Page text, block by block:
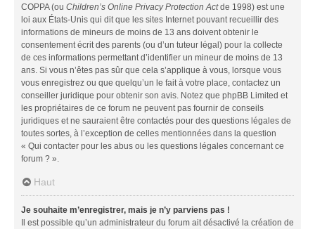
COPPA (ou Children’s Online Privacy Protection Actde 1998) est une
loi aux États-Unis qui dit que les sites Internet pouvant recueillir des
informations de mineurs de moins de 13 ans doivent obtenir le
consentement écrit des parents (ou d’un tuteur légal) pour la collecte
de ces informations permettant d’identifier un mineur de moins de 13
ans. Si vous n’êtes pas sûr que cela s’applique à vous, lorsque vous
vous enregistrez ou que quelqu’un le fait à votre place, contactez un
conseiller juridique pour obtenir son avis. Notez que phpBB Limited et
les propriétaires de ce forum ne peuvent pas fournir de conseils
juridiques et ne sauraient être contactés pour des questions légales de
toutes sortes, à l’exception de celles mentionnées dans la question
« Qui contacter pour les abus ou les questions légales concernant ce
forum ? ».
Haut
Je souhaite m’enregistrer, mais je n’y parviens pas !
Il est possible qu’un administrateur du forum ait désactivé la création de